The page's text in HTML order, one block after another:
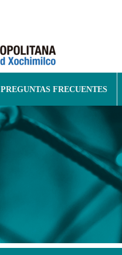
PREGUNTAS FRECUENTES